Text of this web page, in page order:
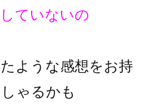
ていないの
ような感想をお持
ゃるかも